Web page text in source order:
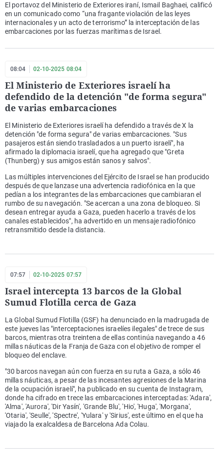
El portavoz del Ministerio de Exteriores iraní, Ismail Baghaei, calificó
en un comunicado como “una fragante violación de las leyes
internacionales y un acto de terrorismo” la interceptación de las
embarcaciones por las fuerzas marítimas de Israel.
08:04 02-10-2025 08:04
El Ministerio de Exteriores israelí ha
defendido de la detención "de forma segura"
de varias embarcaciones
El Ministerio de Exteriores israelí ha defendido a través de X la
detención "de forma segura" de varias embarcaciones. "Sus
pasajeros están siendo trasladados a un puerto israelí", ha
afirmado la diplomacia israelí, que ha agregado que "Greta
(Thunberg) y sus amigos están sanos y salvos".
Las múltiples intervenciones del Ejército de Israel se han producido
después de que lanzase una advertencia radiofónica en la que
pedían a los integrantes de las embarcaciones que cambiaran el
rumbo de su navegación. "Se acercan a una zona de bloqueo. Si
desean entregar ayuda a Gaza, pueden hacerlo a través de los
canales establecidos", ha advertido en un mensaje radiofónico
retransmitido desde la distancia.
07:57 02-10-2025 07:57
Israel intercepta 13 barcos de la Global
Sumud Flotilla cerca de Gaza
La Global Sumud Flotilla (GSF) ha denunciado en la madrugada de
este jueves las "interceptaciones israelíes ilegales" de trece de sus
barcos, mientras otra treintena de ellas continúa navegando a 46
millas náuticas de la Franja de Gaza con el objetivo de romper el
bloqueo del enclave.
"30 barcos navegan aún con fuerza en su ruta a Gaza, a sólo 46
millas náuticas, a pesar de las incesantes agresiones de la Marina
de la ocupación israelí", ha publicado en su cuenta de Instagram,
donde ha cifrado en trece las embarcaciones interceptadas: 'Adara',
'Alma', 'Aurora', 'Dir Yasín', 'Grande Blu', 'Hio', 'Huga', 'Morgana',
'Otaria', 'Seulle', 'Spectre', 'Yulara' y 'Sirius', este último en el que ha
viajado la exalcaldesa de Barcelona Ada Colau.